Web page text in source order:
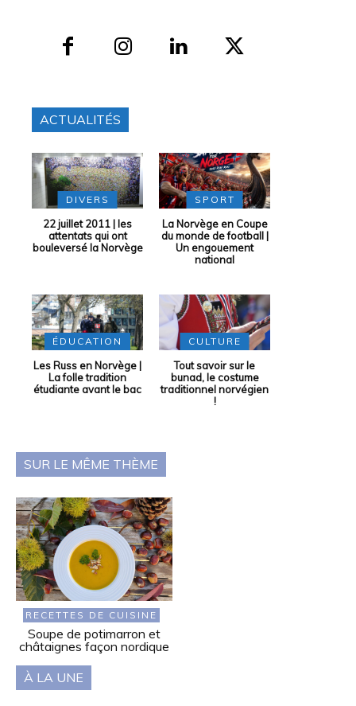
ACTUALITÉS
DIVERS
22 juillet 2011 | les
attentats qui ont
bouleversé la Norvège
SPORT
La Norvège en Coupe
du monde de football |
Un engouement
national
ÉDUCATION
Les Russ en Norvège |
La folle tradition
étudiante avant le bac
CULTURE
Tout savoir sur le
bunad, le costume
traditionnel norvégien
!
SUR LE MÊME THÈME
RECETTES DE CUISINE
Soupe de potimarron et
châtaignes façon nordique
À LA UNE